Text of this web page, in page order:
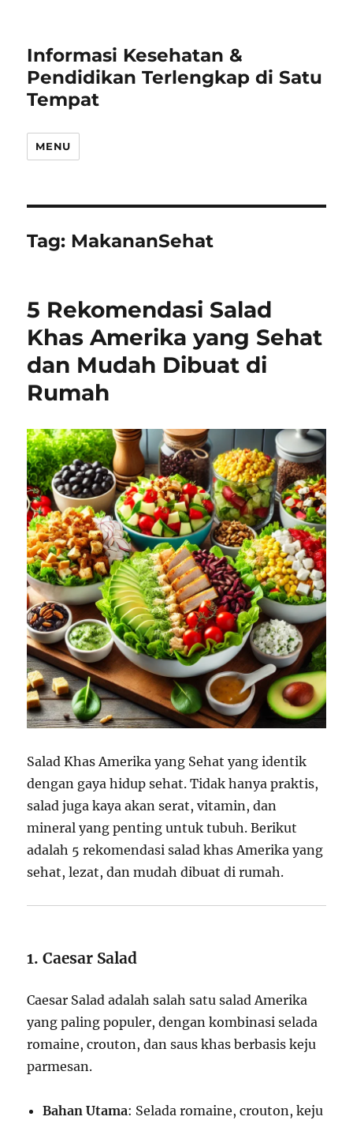
Informasi Kesehatan &
Pendidikan Terlengkap di Satu
Tempat
MENU
Tag: MakananSehat
5 Rekomendasi Salad
Khas Amerika yang Sehat
dan Mudah Dibuat di
Rumah
Salad Khas Amerika yang Sehat yang identik
dengan gaya hidup sehat. Tidak hanya praktis,
salad juga kaya akan serat, vitamin, dan
mineral yang penting untuk tubuh. Berikut
adalah 5 rekomendasi salad khas Amerika yang
sehat, lezat, dan mudah dibuat di rumah.
1. Caesar Salad
Caesar Salad adalah salah satu salad Amerika
yang paling populer, dengan kombinasi selada
romaine, crouton, dan saus khas berbasis keju
parmesan.
Bahan Utama: Selada romaine, crouton, keju